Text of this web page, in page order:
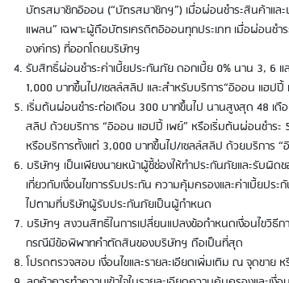
บัตรสมาชิกอิออน (“บัตรสมาชิกฯ”) เมื่อผ่อนชำระสินค้าแล
แพลน” เฉพาะผู้ถือบัตรเครดิตอิออนทุกประเภท เมื่อผ่อนชำ
องค์กร) ที่ออกโดยบริษัทฯ
รับสิทธิ์ผ่อนชำระค่าเบี้ยประกันภัย ดอกเบี้ย 0% นาน 3, 6
1,000 บาทขึ้นไป/เซลล์สลิป และสำหรับบริการ“อิออน แฮป
เริ่มต้นผ่อนชำระต่อเดือน 300 บาทขึ้นไป นานสูงสุด 48 เ
สลิป ด้วยบริการ “อิออน แฮปปี้ เพย์” หรือเริ่มต้นผ่อนชำร
หรือบริการตั้งแต่ 3,000 บาทขึ้นไป/เซลล์สลิป ด้วยบริการ
บริษัทฯ เป็นเพียงนายหน้าผู้ชี้ช่องให้ทำประกันภัยและรับผิ
เกี่ยวกับเงื่อนไขการรับประกัน ความคุ้มครองและค่าเบี้ยป
ไปตามที่บริษัทผู้รับประกันภัยเป็นผู้กำหนด
บริษัทฯ สงวนสิทธิ์ในการเปลี่ยนแปลงข้อกำหนดเงื่อนไขวิธีก
กรณีมีข้อพิพาทคำตัดสินของบริษัทฯ ถือเป็นที่สุด
โปรดตรวจสอบ เงื่อนไขและรายละเอียดเพิ่มเติม ณ จุดขาย